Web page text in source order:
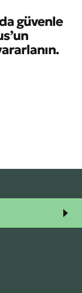
güvenle